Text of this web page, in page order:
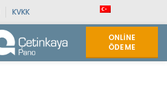
KVKK
ONLINE
ÖDEME